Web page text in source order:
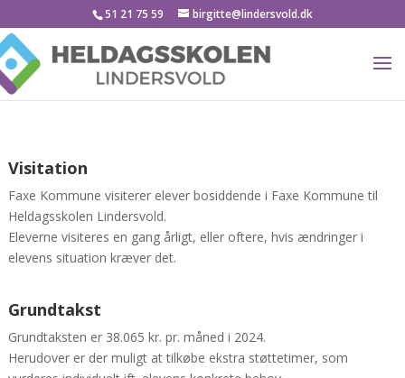
51 21 75 59 birgitte@lindersvold.dk
Visitation
Faxe Kommune visiterer elever bosiddende i Faxe Kommune til
Heldagsskolen Lindersvold.
Eleverne visiteres en gang årligt, eller oftere, hvis ændringer i
elevens situation kræver det.
Grundtakst
Grundtaksten er 38.065 kr. pr. måned i 2024.
Herudover er der muligt at tilkøbe ekstra støttetimer, som